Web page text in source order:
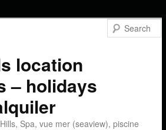
location
– holidays
Spa, vue mer (seaview), piscine